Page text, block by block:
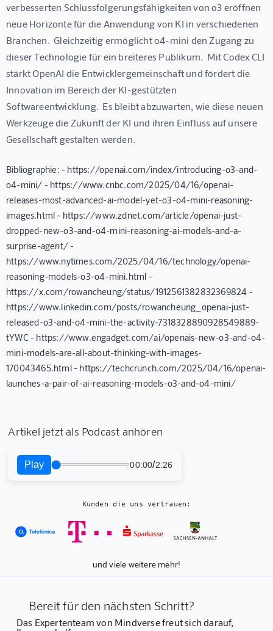
verbesserten Schlussfolgerungsfähigkeiten von o3 eröffnen
neue Horizonte für die Anwendung von KI in verschiedenen
Branchen.  Gleichzeitig ermöglicht o4-mini den Zugang zu
dieser Technologie für ein breiteres Publikum.  Mit Codex CLI
stärkt OpenAI die Entwicklergemeinschaft und fördert die
Innovation im Bereich der KI-gestützten
Softwareentwicklung.  Es bleibt abzuwarten, wie diese neuen
Werkzeuge die Zukunft der KI und ihren Einfluss auf unsere
Gesellschaft gestalten werden.
Bibliographie: - https://openai.com/index/introducing-o3-and-
o4-mini/ - https://www.cnbc.com/2025/04/16/openai-
releases-most-advanced-ai-model-yet-o3-o4-mini-reasoning-
images.html - https://www.zdnet.com/article/openai-just-
dropped-new-o3-and-o4-mini-reasoning-ai-models-and-a-
surprise-agent/ -
https://www.nytimes.com/2025/04/16/technology/openai-
reasoning-models-o3-o4-mini.html -
https://x.com/rowancheung/status/1912561382832369824 -
https://www.linkedin.com/posts/rowancheung_openai-just-
released-o3-and-o4-mini-the-activity-7318328890928549889-
tYWC - https://www.engadget.com/ai/openais-new-o3-and-o4-
mini-models-are-all-about-thinking-with-images-
170043465.html - https://techcrunch.com/2025/04/16/openai-
launches-a-pair-of-ai-reasoning-models-o3-and-o4-mini/
Artikel jetzt als Podcast anhören
Play 00:00/2:26
Kunden die uns vertrauen:
und viele weitere mehr!
Bereit für den nächsten Schritt?
Das Expertenteam von Mindverse freut sich darauf,